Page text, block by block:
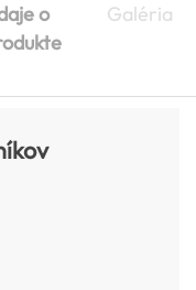
o
Galéria